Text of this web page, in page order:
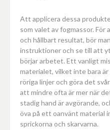
Att applicera dessa
som valet av fogmassor.
och hållbart resultat, bör
instruktioner och se till att
börjar arbetet. Ett vanligt
materialet, vilket inte bara
röriga linjer och göra det
att mindre ofta är mer när
stadig hand är avgörande,
öva på ett oanvänt material
sprickorna och skarvarna.